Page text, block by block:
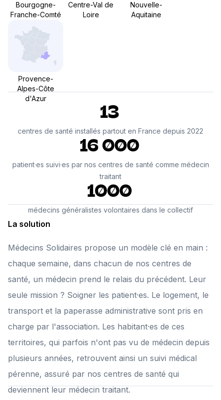
Bourgogne-
Franche-Comté
Centre-Val de
Loire
Nouvelle-
Aquitaine
Provence-
Alpes-Côte
d'Azur
13
centres de santé installés partout en France depuis 2022
16 000
patient·es suivi·es par nos centres de santé comme médecin
traitant
1000
médecins généralistes volontaires dans le collectif
La solution
Médecins Solidaires propose un modèle clé en main :
chaque semaine, dans chacun de nos centres de
santé, un médecin prend le relais du précédent. Leur
seule mission ? Soigner les patient·es. Le logement, le
transport et la paperasse administrative sont pris en
charge par l'association. Les habitant·es de ces
territoires, qui parfois n'ont pas vu de médecin depuis
plusieurs années, retrouvent ainsi un suivi médical
pérenne, assuré par nos centres de santé qui
deviennent leur médecin traitant.